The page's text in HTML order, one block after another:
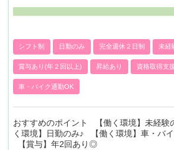
シフト制 日勤のみ 完全週休２日制 未経
賞与あり(年２回以上) 昇給あり 資格取得支
車・バイク通勤OK
おすすめのポイント 【働く環境】未経
く環境】日勤のみ♪ 【働く環境】車・バイ
【賞与】年2回あり◎